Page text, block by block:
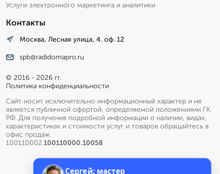
Услуги электронного маркетинга и аналитики
Контакты
Москва, Лесная улица, 4. оф. 12
spb@radidomapro.ru
© 2016 - 2026 гг.
Политика конфиденциальности
Сайт носит исключительно информационный характер и не
является публичной офертой, определяемой положениями ГК
РФ. Для получения подробной информации о наличии, видах,
характеристиках и стоимости услуг и товаров обращайтесь в
офис продаж.
100110002.100110000.10058
Сергей: мастер